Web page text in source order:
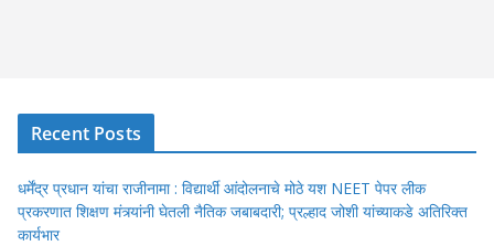
Recent Posts
धर्मेंद्र प्रधान यांचा राजीनामा : विद्यार्थी आंदोलनाचे मोठे यश NEET पेपर लीक
प्रकरणात शिक्षण मंत्र्यांनी घेतली नैतिक जबाबदारी; प्रल्हाद जोशी यांच्याकडे अतिरिक्त
कार्यभार